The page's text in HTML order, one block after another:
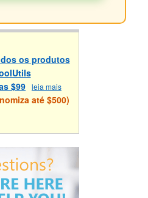
os produtos
$99 leia mais
até $500)